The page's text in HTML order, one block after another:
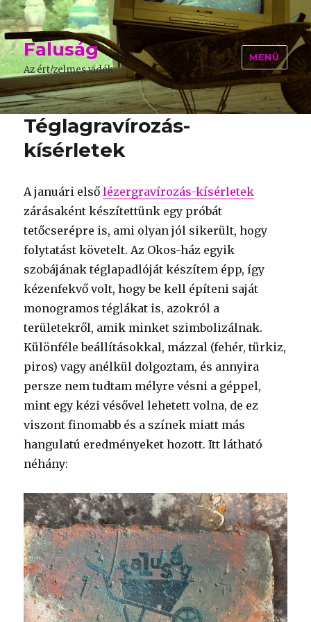
Faluság
Az ért/zelmes vidék
MENÜ
Téglagravírozás-
kísérletek
A januári elsőlézergravírozás-kísérletek
zárásaként készítettünk egy próbát
tetőcserépre is, ami olyan jól sikerült, hogy
folytatást követelt. Az Okos-ház egyik
szobájának téglapadlóját készítem épp, így
kézenfekvő volt, hogy be kell építeni saját
monogramos téglákat is, azokról a
területekről, amik minket szimbolizálnak.
Különféle beállításokkal, mázzal (fehér, türkiz,
piros) vagy anélkül dolgoztam, és annyira
persze nem tudtam mélyre vésni a géppel,
mint egy kézi vésővel lehetett volna, de ez
viszont finomabb és a színek miatt más
hangulatú eredményeket hozott. Itt látható
néhány: